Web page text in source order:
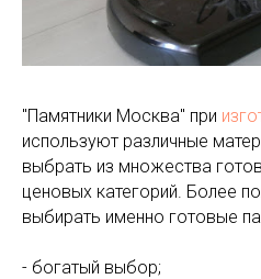
"Памятники Москва" при
используют различные
выбрать из множества
ценовых категорий. Более
выбирать именно готовые
- богатый выбор;